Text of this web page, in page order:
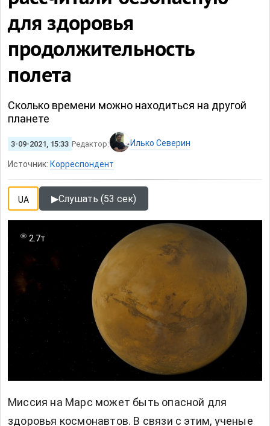
для здоровья
продолжительность
полета
Сколько времени можно находиться на другой
планете
3-09-2021, 15:33 Редактор: Илько Северин
Источник: Корреспондент
UA ▶Слушать (53 сек)
2.7т
Миссия на Марс может быть опасной для
здоровья космонавтов. В связи с этим, ученые